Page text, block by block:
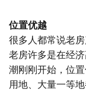
位置优越
很多人都常说老
老房许多是在经
潮刚刚开始，位
用地、大量一等地